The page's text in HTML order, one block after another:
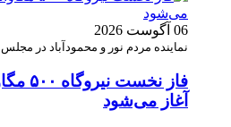
06 آگوست 2026
نماینده مردم نور و محمودآباد در
فاز
آغاز می‌شود